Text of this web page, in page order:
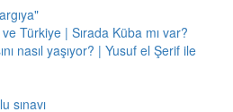
Türkiye | Sırada Küba mı var?
nasıl yaşıyor? | Yusuf el Şerif ile
sınavı